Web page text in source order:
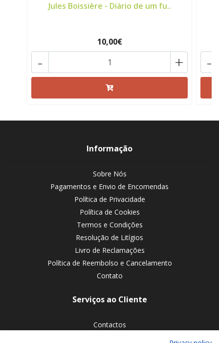
Jules Boissière - Diário de um fu..
10,00€
+
- -
Informação
Sobre Nós
Pagamentos e Envio de Encomendas
Política de Privacidade
Política de Cookies
Termos e Condições
Resolução de Litígios
Livro de Reclamações
Política de Reembolso e Cancelamento
Contato
Serviços ao Cliente
Contactos